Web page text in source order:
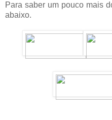
Para saber um pouco mais
abaixo.